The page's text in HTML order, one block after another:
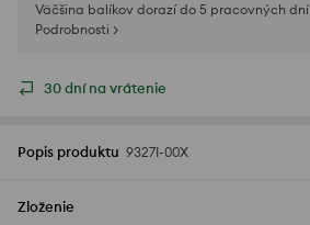
Väčšina balíkov dorazí do 5 pracovných dní
Podrobnosti >
30 dní na vrátenie
Popis produktu 9327I-00X
Zloženie